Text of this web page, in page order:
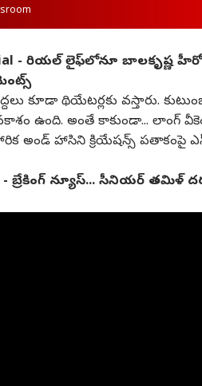
- రియల్ లైఫ్‌లోనూ బాలకృష్ణ
థియేటర్లకు వస్తారు. కుటుంబ
ఉంది. అంతే కాకుండా... లాంగ్
అండ్ హాసిని క్రియేషన్స్ పతాకంపై
- బ్రేకింగ్ న్యూస్... సీనియర్ తమిళ్